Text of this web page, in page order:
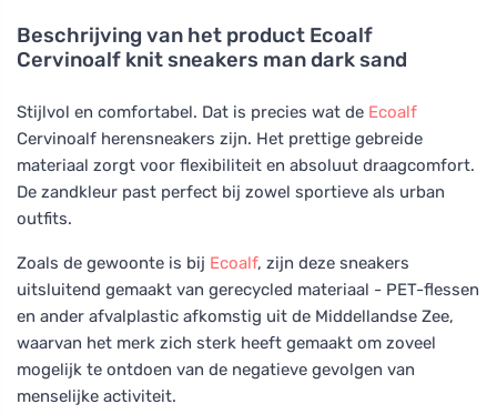
Beschrijving van het product Ecoalf
Cervinoalf knit sneakers man dark sand
Stijlvol en comfortabel. Dat is precies wat de Ecoalf
Cervinoalf herensneakers zijn. Het prettige gebreide
materiaal zorgt voor flexibiliteit en absoluut draagcomfort.
De zandkleur past perfect bij zowel sportieve als urban
outfits.
Zoals de gewoonte is bij Ecoalf, zijn deze sneakers
uitsluitend gemaakt van gerecycled materiaal - PET-flessen
en ander afvalplastic afkomstig uit de Middellandse Zee,
waarvan het merk zich sterk heeft gemaakt om zoveel
mogelijk te ontdoen van de negatieve gevolgen van
menselijke activiteit.